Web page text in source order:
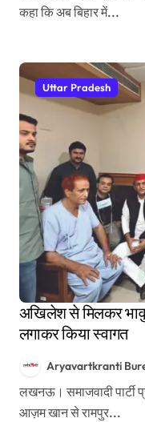
कहा कि अब बिहार में...
Uttar Pradesh
अखिलेश से मिलकर
लगाकर किया स्वागत
Aryavartkranti
लखनऊ। समाजवादी पार्टी प्रमुख अखिलेश यादव आज पार्टी के वरिष्ठ नेता
आज़म खान से रामपुर...